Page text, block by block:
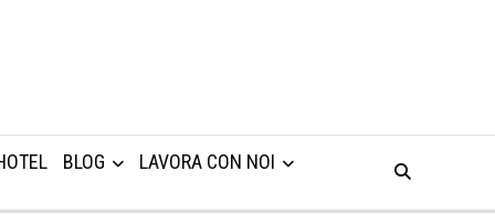
BLOG LAVORA CON NOI